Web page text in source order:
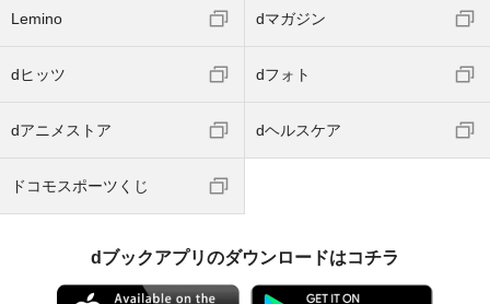
Lemino dマガジン
dヒッツ dフォト
dアニメストア dヘルスケア
ドコモスポーツくじ
dブックアプリのダウンロードはコチラ